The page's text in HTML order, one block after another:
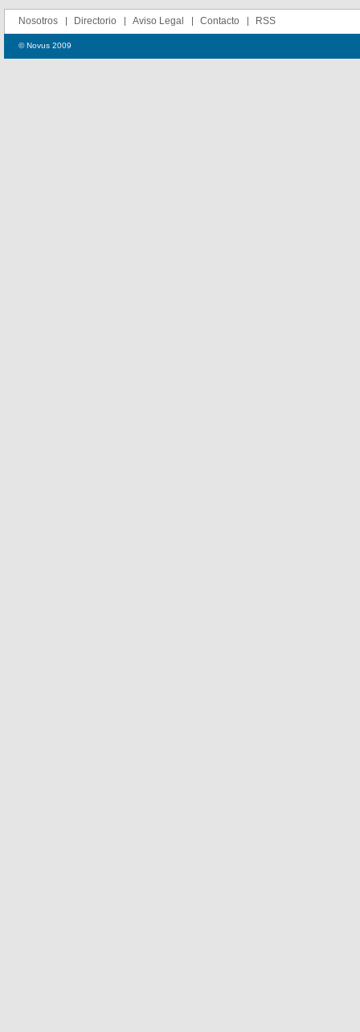
Nosotros Directorio Aviso Legal Contacto RSS
© Novus 2009